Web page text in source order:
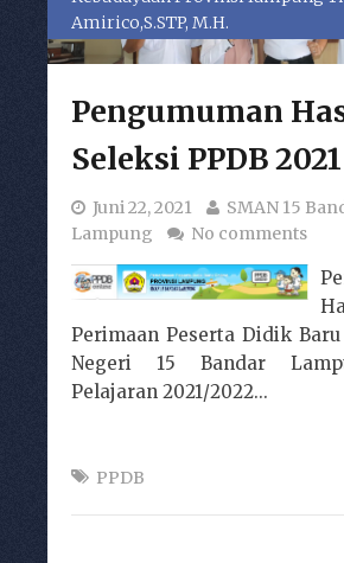
Amirico,S.STP, M.H.
Pengumuman
Seleksi PPDB 2021
Juni 22, 2021
SMAN 15
Lampung
No comments
Perimaan Peserta Didik Baru
Negeri 15 Bandar
Pelajaran 2021/2022...
PPDB